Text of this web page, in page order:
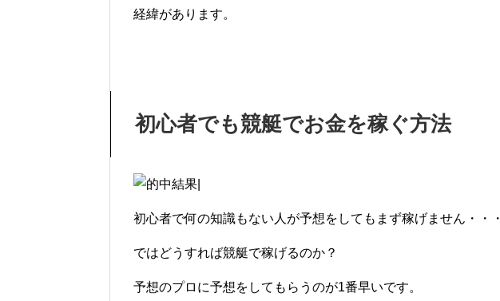
経緯があります。
初心者でも競艇でお金を稼ぐ方法
初心者で何の知識もない人が予想をしてもまず稼げません・・・
ではどうすれば競艇で稼げるのか？
予想のプロに予想をしてもらうのが1番早いです。